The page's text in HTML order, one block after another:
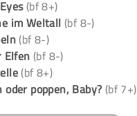
(bf 8+)
im Weltall (bf 8-)
(bf 8-)
Elfen (bf 8-)
(bf 8+)
oder poppen, Baby? (bf 7+)